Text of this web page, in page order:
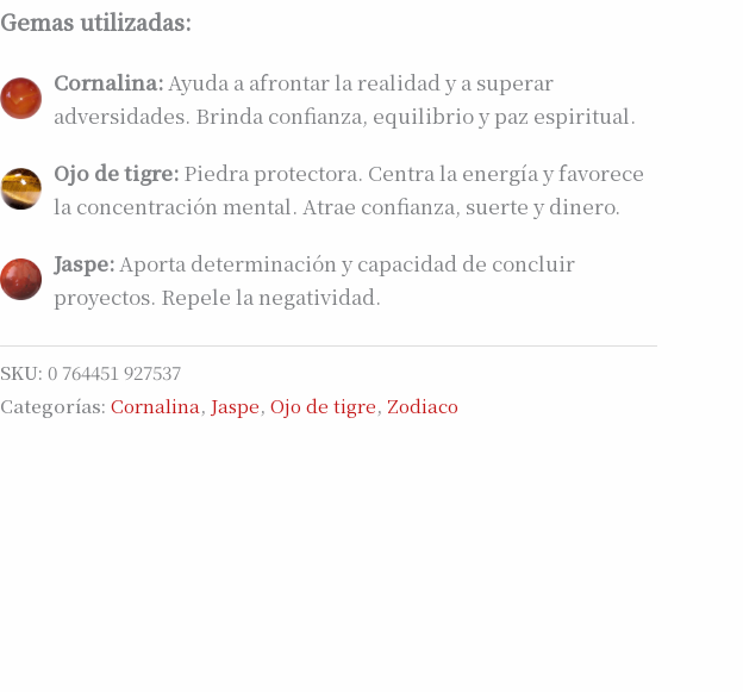
Gemas utilizadas:
Cornalina: Ayuda a afrontar la realidad y a superar
adversidades. Brinda confianza, equilibrio y paz espiritual.
Ojo de tigre: Piedra protectora. Centra la energía y favorece
la concentración mental. Atrae confianza, suerte y dinero.
Jaspe: Aporta determinación y capacidad de concluir
proyectos. Repele la negatividad.
SKU: 0 764451 927537
Categorías: Cornalina, Jaspe, Ojo de tigre, Zodiaco